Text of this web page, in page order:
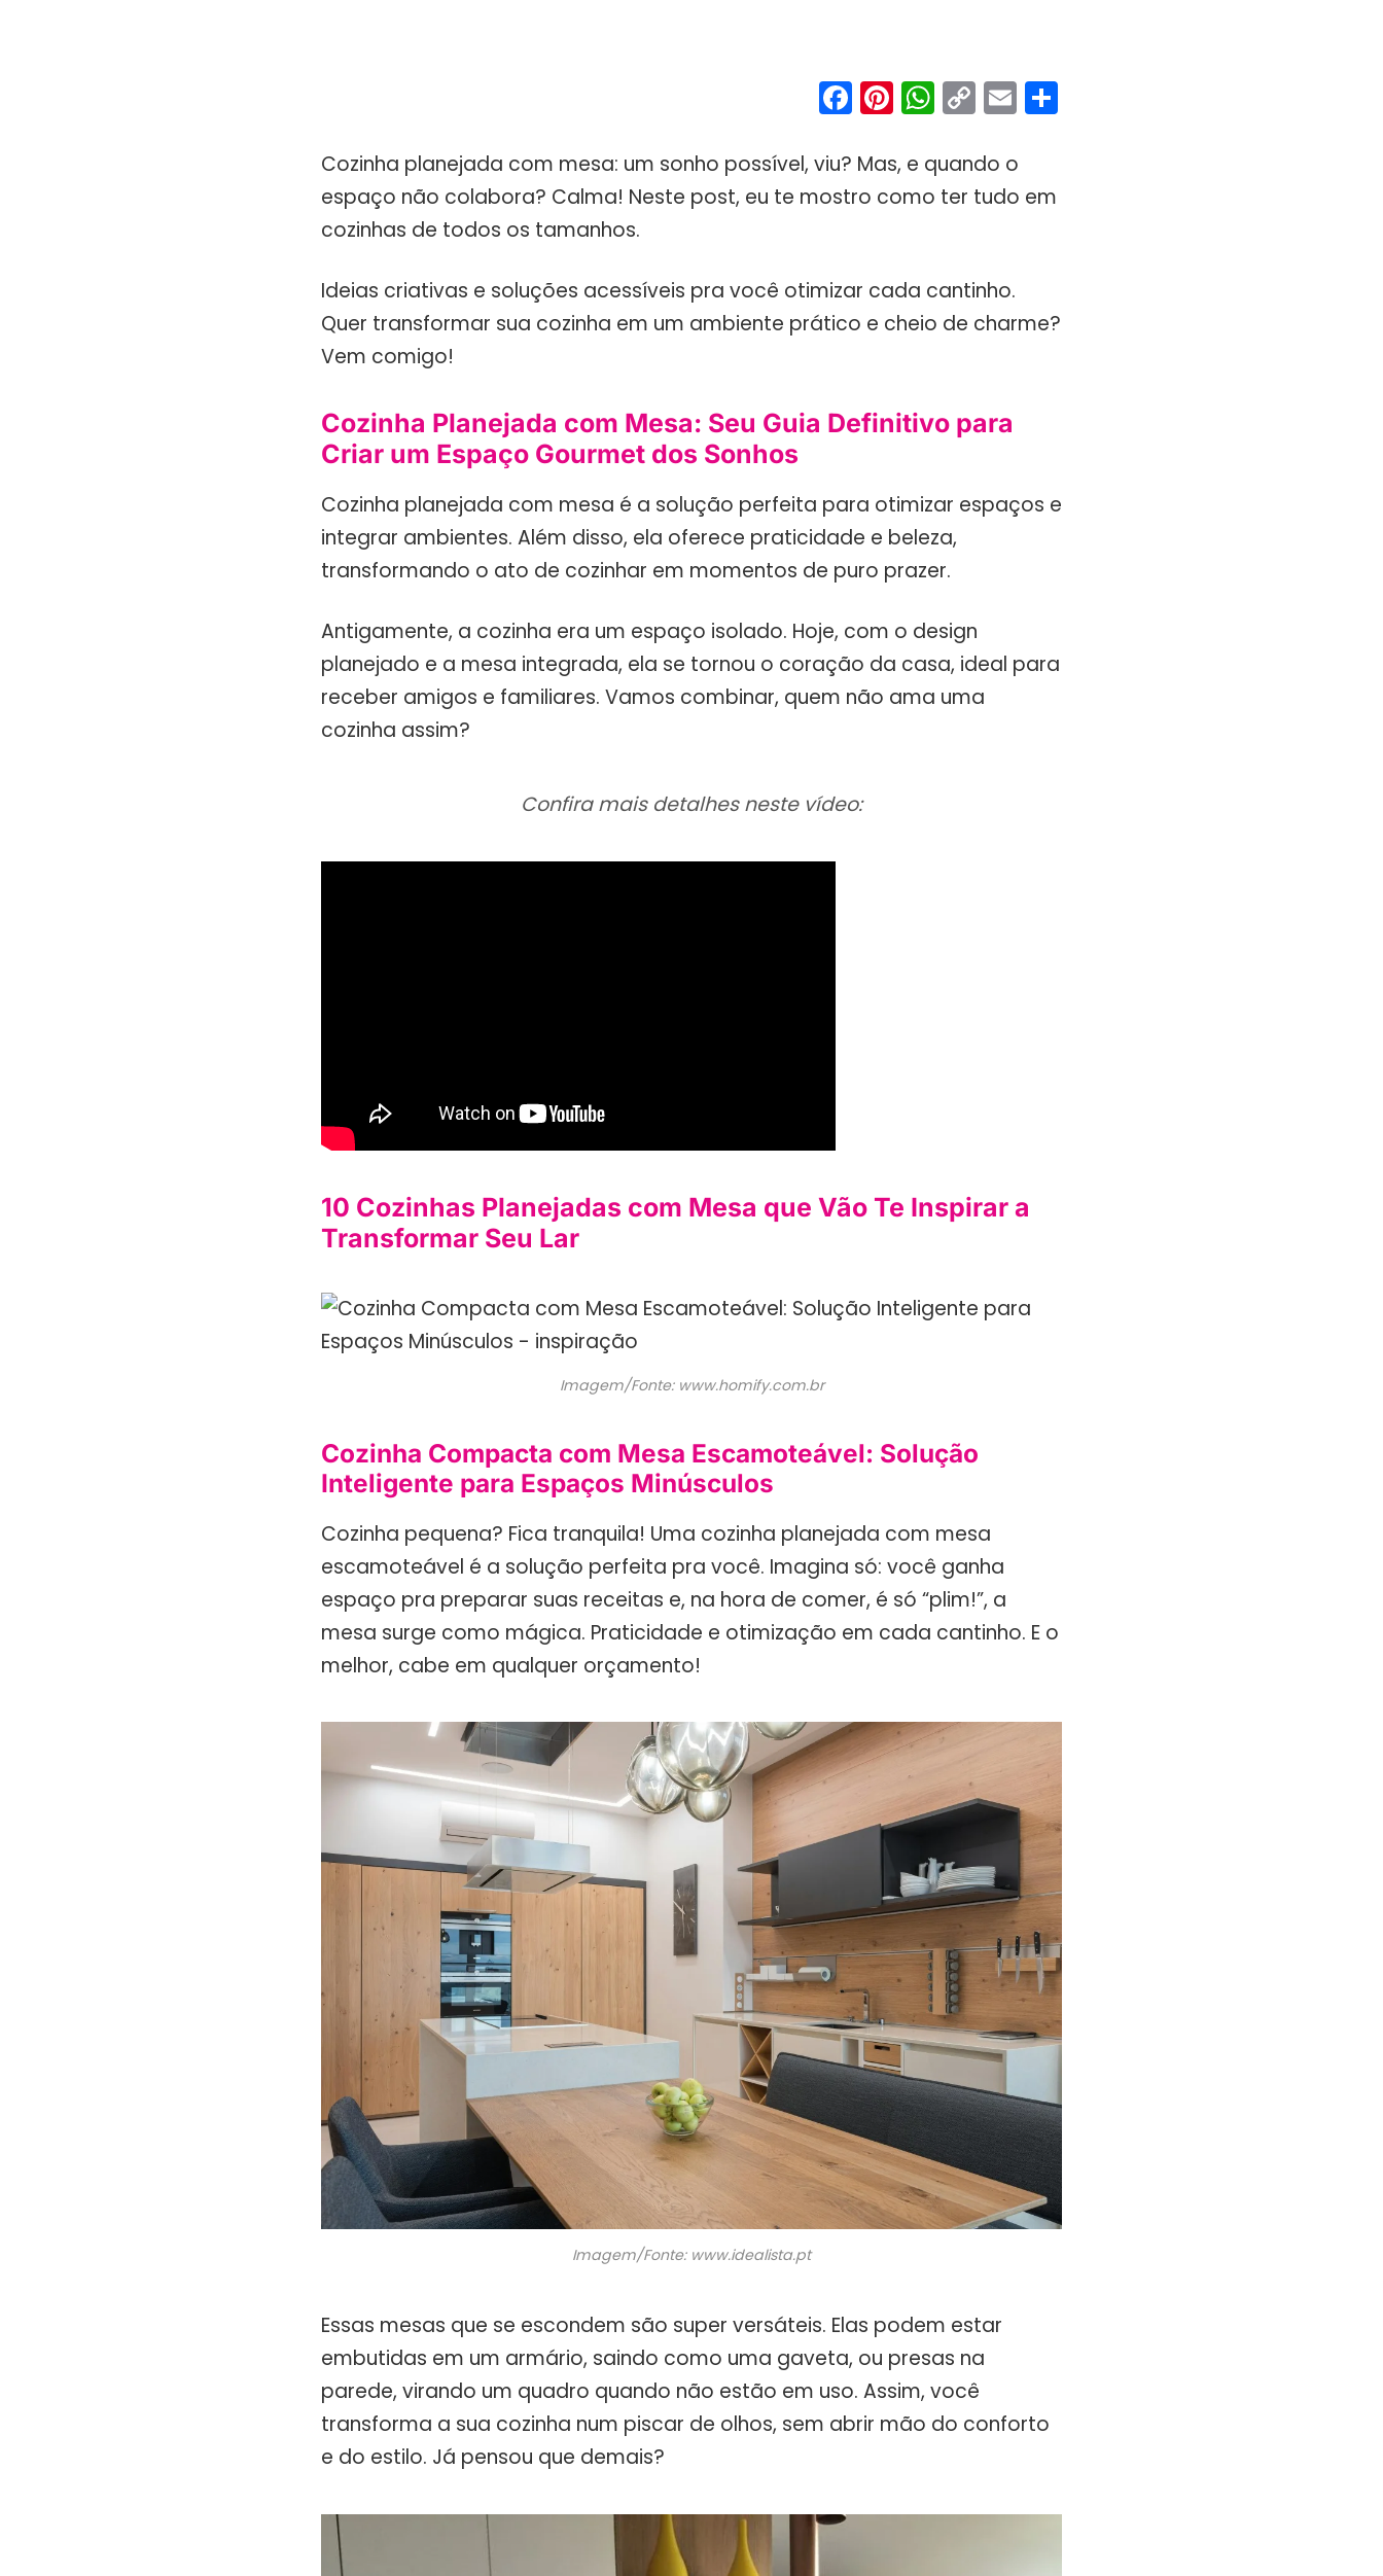
Facebook
Pinterest
WhatsApp
Copy
Link
Email
Cozinha planejada com mesa: um sonho possível, viu? Mas, e quando o
espaço não colabora? Calma! Neste post, eu te mostro como ter tudo em
cozinhas de todos os tamanhos.
Ideias criativas e soluções acessíveis pra você otimizar cada cantinho.
Quer transformar sua cozinha em um ambiente prático e cheio de charme?
Vem comigo!
Cozinha Planejada com Mesa: Seu Guia Definitivo para
Criar um Espaço Gourmet dos Sonhos
Cozinha planejada com mesa é a solução perfeita para otimizar espaços e
integrar ambientes. Além disso, ela oferece praticidade e beleza,
transformando o ato de cozinhar em momentos de puro prazer.
Antigamente, a cozinha era um espaço isolado. Hoje, com o design
planejado e a mesa integrada, ela se tornou o coração da casa, ideal para
receber amigos e familiares. Vamos combinar, quem não ama uma
cozinha assim?
Confira mais detalhes neste vídeo:
10 Cozinhas Planejadas com Mesa que Vão Te Inspirar a
Transformar Seu Lar
Imagem/Fonte: www.homify.com.br
Cozinha Compacta com Mesa Escamoteável: Solução
Inteligente para Espaços Minúsculos
Cozinha pequena? Fica tranquila! Uma cozinha planejada com mesa
escamoteável é a solução perfeita pra você. Imagina só: você ganha
espaço pra preparar suas receitas e, na hora de comer, é só “plim!”, a
mesa surge como mágica. Praticidade e otimização em cada cantinho. E o
melhor, cabe em qualquer orçamento!
Imagem/Fonte: www.idealista.pt
Essas mesas que se escondem são super versáteis. Elas podem estar
embutidas em um armário, saindo como uma gaveta, ou presas na
parede, virando um quadro quando não estão em uso. Assim, você
transforma a sua cozinha num piscar de olhos, sem abrir mão do conforto
e do estilo. Já pensou que demais?